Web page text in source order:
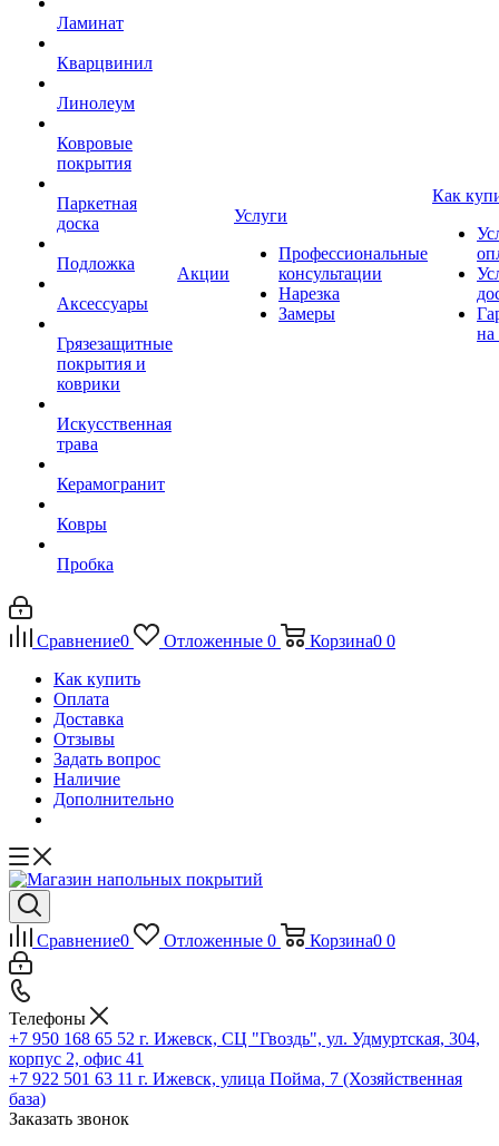
Ламинат
Кварцвинил
Линолеум
Ковровые
покрытия
Паркетная
доска
Подложка
Аксессуары
Грязезащитные
покрытия и
коврики
Искусственная
трава
Керамогранит
Ковры
Пробка
Акции
Услуги
Профессиональные
консультации
Нарезка
Замеры
Как
на
Сравнение0 Отложенные 0 Корзина0 0
Как купить
Оплата
Доставка
Отзывы
Задать вопрос
Наличие
Дополнительно
Сравнение0 Отложенные 0 Корзина0 0
Телефоны
+7 950 168 65 52 г. Ижевск, СЦ "Гвоздь", ул. Удмуртская, 304,
корпус 2, офис 41
+7 922 501 63 11 г. Ижевск, улица Пойма, 7 (Хозяйственная
база)
Заказать звонок